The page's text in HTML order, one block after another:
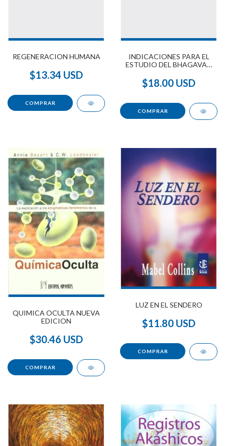
REGENERACION HUMANA
$13.34 USD
INDICACIONES PARA EL
ESTUDIO DEL BHAGAVAD
$18.00 USD
QUIMICA OCULTA NUEVA
EDICION
$30.46 USD
LUZ EN EL SENDERO
$11.80 USD